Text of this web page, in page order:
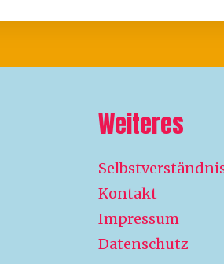
Weiteres
Kontakt
Impressum
Datenschutz